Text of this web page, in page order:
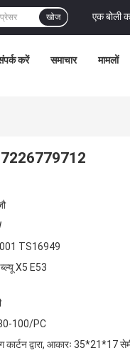
एक बोली
खोज
करें समाचार मामलों
TS16949
X5 E53
100/PC
कार्टन द्वारा, आकारः 35*21*17